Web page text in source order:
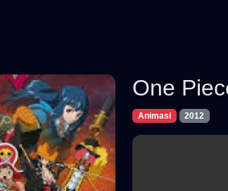
One
Animasi 2012